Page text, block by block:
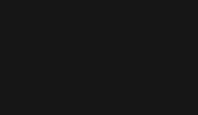
انتخاب پرداخت در محل